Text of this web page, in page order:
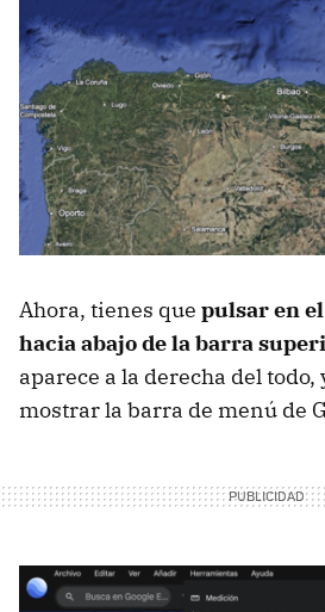
Ahora, tienes que pulsar en
hacia abajo de la barra
aparece a la derecha del
mostrar la barra de menú de